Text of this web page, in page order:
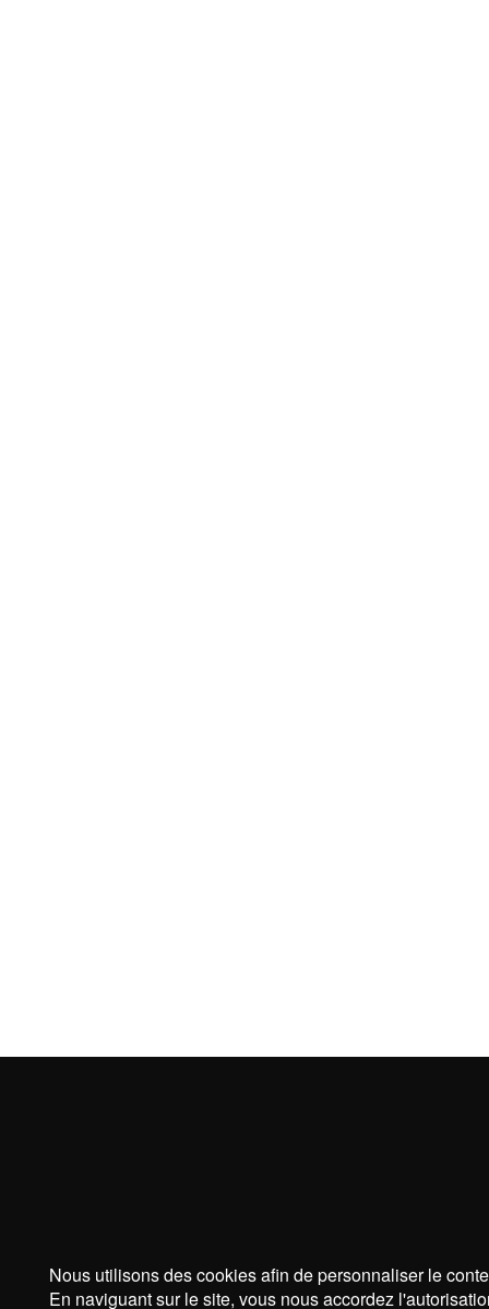
Nous utilisons des cookies afin de personnaliser le
En naviguant sur le site, vous nous accordez